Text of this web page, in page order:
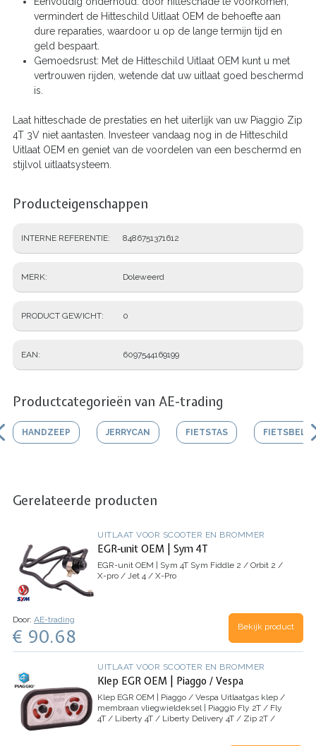
vermindert de Hitteschild Uitlaat OEM de behoefte aan
dure reparaties, waardoor u op de lange termijn tijd en
geld bespaart.
Gemoedsrust: Met de Hitteschild Uitlaat OEM kunt u met
vertrouwen rijden, wetende dat uw uitlaat goed beschermd
is.
Laat hitteschade de prestaties en het uiterlijk van uw Piaggio Zip
4T 3V niet aantasten. Investeer vandaag nog in de Hitteschild
Uitlaat OEM en geniet van de voordelen van een beschermd en
stijlvol uitlaatsysteem.
Producteigenschappen
INTERNE REFERENTIE 8486751371612
MERK Doleweerd
PRODUCT GEWICHT 0
EAN 6097544169199
Productcategorieën van AE-trading
HANDZEEP JERRYCAN FIETSTAS FIETSBEL
Gerelateerde producten
UITLAAT VOOR SCOOTER EN BROMMER
EGR-unit OEM | Sym 4T
EGR-unit OEM | Sym 4T Sym Fiddle 2 / Orbit 2 /
X-pro / Jet 4 / X-Pro
Door: AE-trading
€ 90.68 Bekijk product
UITLAAT VOOR SCOOTER EN BROMMER
Klep EGR OEM | Piaggo / Vespa
Klep EGR OEM | Piaggo / Vespa Uitlaatgas klep /
membraan vliegwieldeksel | Piaggio Fly 2T / Fly
4T / Liberty 4T / Liberty Delivery 4T / Zip 2T /